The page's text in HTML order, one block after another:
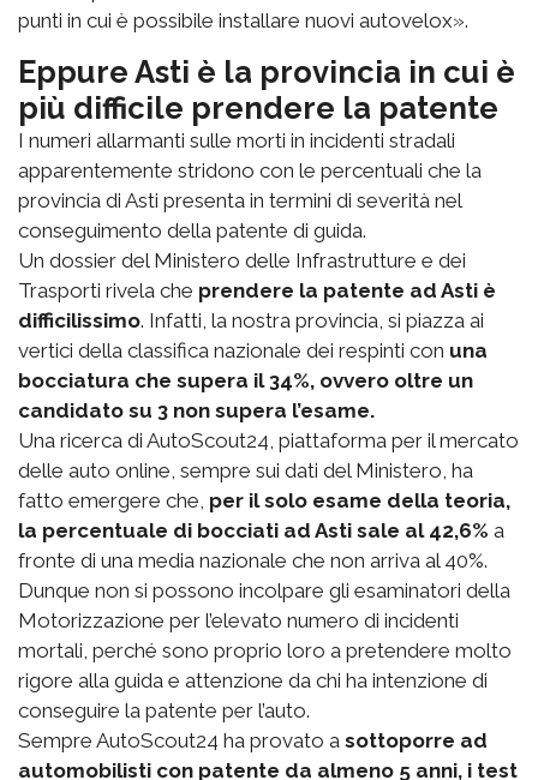
punti in cui è possibile installare nuovi autovelox».
Eppure Asti è la provincia in cui è
più difficile prendere la patente
I numeri allarmanti sulle morti in incidenti stradali
apparentemente stridono con le percentuali che la
provincia di Asti presenta in termini di severità nel
conseguimento della patente di guida.
Un dossier del Ministero delle Infrastrutture e dei
Trasporti rivela che prendere la patente ad Asti è
difficilissimo. Infatti, la nostra provincia, si piazza ai
vertici della classifica nazionale dei respinti con una
bocciatura che supera il 34%, ovvero oltre un
candidato su 3 non supera l’esame.
Una ricerca di AutoScout24, piattaforma per il mercato
delle auto online, sempre sui dati del Ministero, ha
fatto emergere che, per il solo esame della teoria,
la percentuale di bocciati ad Asti sale al 42,6% a
fronte di una media nazionale che non arriva al 40%.
Dunque non si possono incolpare gli esaminatori della
Motorizzazione per l’elevato numero di incidenti
mortali, perché sono proprio loro a pretendere molto
rigore alla guida e attenzione da chi ha intenzione di
conseguire la patente per l’auto.
Sempre AutoScout24 ha provato a sottoporre ad
automobilisti con patente da almeno 5 anni, i test